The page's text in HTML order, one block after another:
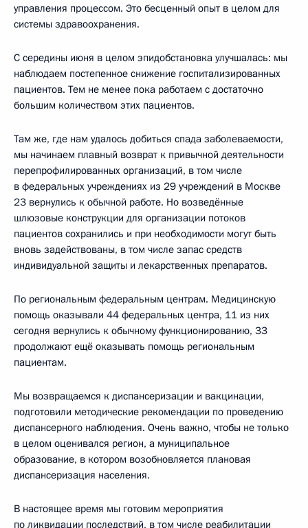
управления процессом. Это бесценный опыт в целом для
системы здравоохранения.
С середины июня в целом эпидобстановка улучшалась: мы
наблюдаем постепенное снижение госпитализированных
пациентов. Тем не менее пока работаем с достаточно
большим количеством этих пациентов.
Там же, где нам удалось добиться спада заболеваемости,
мы начинаем плавный возврат к привычной деятельности
перепрофилированных организаций, в том числе
в федеральных учреждениях из 29 учреждений в Москве
23 вернулись к обычной работе. Но возведённые
шлюзовые конструкции для организации потоков
пациентов сохранились и при необходимости могут быть
вновь задействованы, в том числе запас средств
индивидуальной защиты и лекарственных препаратов.
По региональным федеральным центрам. Медицинскую
помощь оказывали 44 федеральных центра, 11 из них
сегодня вернулись к обычному функционированию, 33
продолжают ещё оказывать помощь региональным
пациентам.
Мы возвращаемся к диспансеризации и вакцинации,
подготовили методические рекомендации по проведению
диспансерного наблюдения. Очень важно, чтобы не только
в целом оценивался регион, а муниципальное
образование, в котором возобновляется плановая
диспансеризация населения.
В настоящее время мы готовим мероприятия
по ликвидации последствий, в том числе реабилитации